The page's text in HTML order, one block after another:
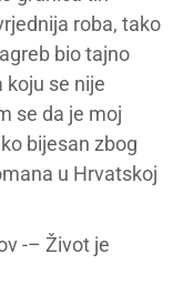
roba, tako
bio tajno
koju se nije
se da je moj
bijesan zbog
u Hrvatskoj
-– Život je